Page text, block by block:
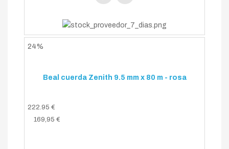
24%
Beal cuerda Zenith 9.5 mm x 80 m - rosa
222.95 €
169,95 €